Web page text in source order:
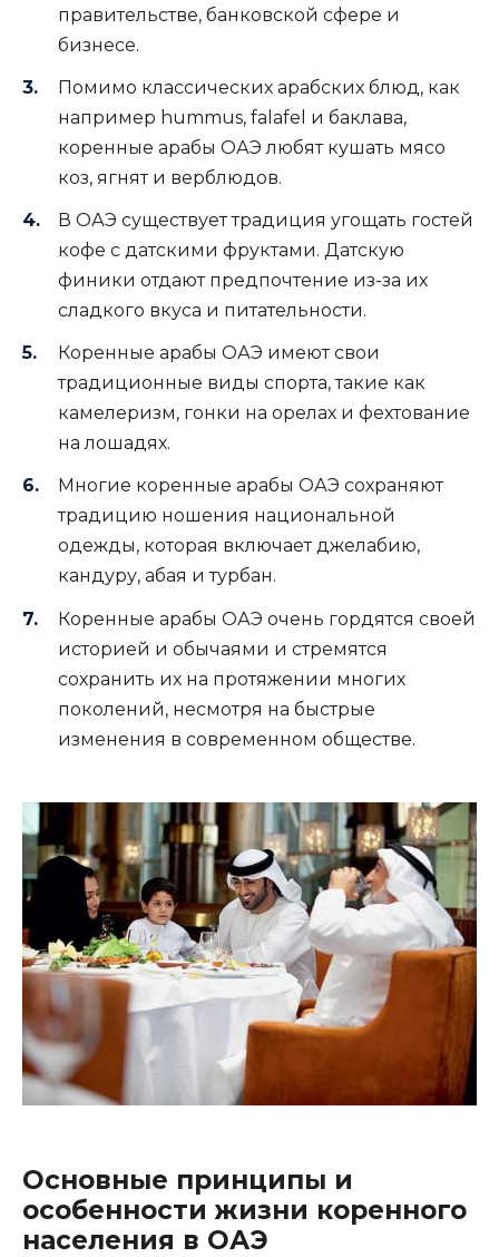
правительстве, банковской сфере и
бизнесе.
Помимо классических арабских блюд, как
например hummus, falafel и баклава,
коренные арабы ОАЭ любят кушать мясо
коз, ягнят и верблюдов.
В ОАЭ существует традиция угощать гостей
кофе с датскими фруктами. Датскую
финики отдают предпочтение из-за их
сладкого вкуса и питательности.
Коренные арабы ОАЭ имеют свои
традиционные виды спорта, такие как
камелеризм, гонки на орелах и фехтование
на лошадях.
Многие коренные арабы ОАЭ сохраняют
традицию ношения национальной
одежды, которая включает джелабию,
кандуру, абая и турбан.
Коренные арабы ОАЭ очень гордятся своей
историей и обычаями и стремятся
сохранить их на протяжении многих
поколений, несмотря на быстрые
изменения в современном обществе.
Основные принципы и
особенности жизни коренного
населения в ОАЭ